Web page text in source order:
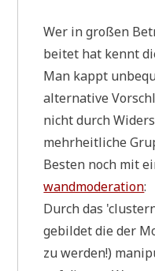
Wer in gro­ßen
bei­tet hat kennt
Man kappt
alter­na­ti­ve
nicht durch
mehr­heit­li­che
Besten noch mit
wand­mo­de­ra­ti­on:
Durch das
gebil­det die der
zu wer­den!)